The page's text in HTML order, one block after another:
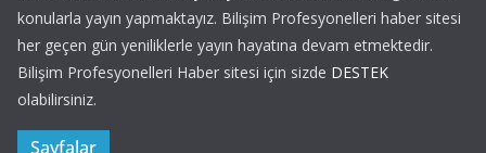
konularla yayın yapmaktayız. Bilişim Profesyonelleri haber sitesi
her geçen gün yeniliklerle yayın hayatına devam etmektedir.
Bilişim Profesyonelleri Haber sitesi için sizde DESTEK
olabilirsiniz.
Sayfalar